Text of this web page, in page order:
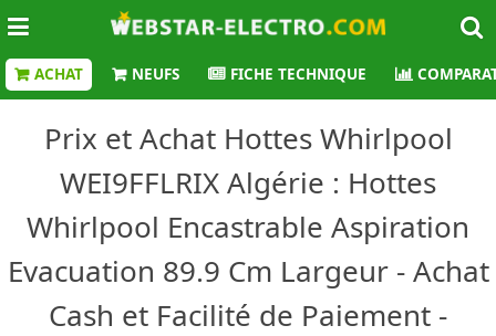
ACHAT NEUFS FICHE TECHNIQUE
Prix et Achat Hottes Whirlpool
WEI9FFLRIX Algérie : Hottes
Whirlpool Encastrable Aspiration
Evacuation 89.9 Cm Largeur - Achat
Cash et Facilité de Paiement -